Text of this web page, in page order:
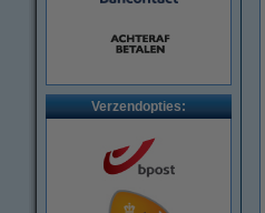
Verzendopties: